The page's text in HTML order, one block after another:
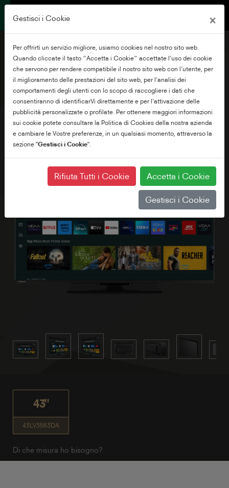
43" HD/FHD VIDAA TV
43"
43LV3563DA
Di che misura ho bisogno?
Gestisci i Cookie ×
Per offrirti un servizio migliore, usiamo cookies nel nostro sito web.
Quando cliccate il tasto “Accetta i Cookie” accettate l’uso dei cookie
che servono per rendere compatibile il nostro sito web con l’utente, per
il miglioramento delle prestazioni del sito web, per l’analisi dei
comportamenti degli utenti con lo scopo di raccogliere i dati che
consentiranno di identificarVi direttamente e per l’attivazione delle
pubblicità personalizzate o profilate. Per ottenere maggiori informazioni
sui cookie potete consultare la Politica di Cookies della nostra azienda
e cambiare le Vostre preferenze, in un qualsiasi momento, attraverso la
sezione "Gestisci i Cookie".
Rifiuta Tutti i Cookie Accetta i Cookie
Gestisci i Cookie